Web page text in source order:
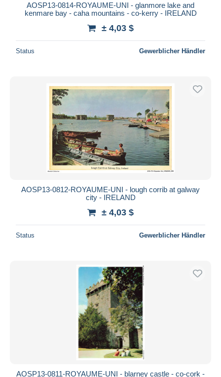
AOSP13-0814-ROYAUME-UNI - glanmore lake and
kenmare bay - caha mountains - co-kerry - IRELAND
± 4,03 $
Status Gewerblicher Händler
AOSP13-0812-ROYAUME-UNI - lough corrib at galway
city - IRELAND
± 4,03 $
Status Gewerblicher Händler
AOSP13-0811-ROYAUME-UNI - blarney castle - co-cork -